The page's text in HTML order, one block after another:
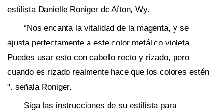
estilista Danielle Roniger de Afton, Wy.
“Nos encanta la vitalidad de la magenta, y se
ajusta perfectamente a este color metálico violeta.
Puedes usar esto con cabello recto y rizado, pero
cuando es rizado realmente hace que los colores estén
", señala Roniger.
Siga las instrucciones de su estilista para